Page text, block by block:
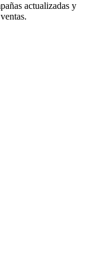
actualizadas y